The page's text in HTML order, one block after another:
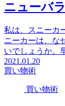
ニューバ
私は、スニーカ
ニーカーは、な
いでしょうか。
2021.01.20
買い物術
買い物術